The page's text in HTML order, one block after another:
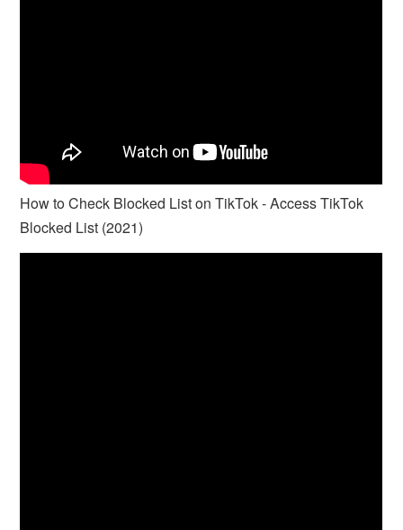
How to Check Blocked List on TikTok - Access TikTok
Blocked List (2021)